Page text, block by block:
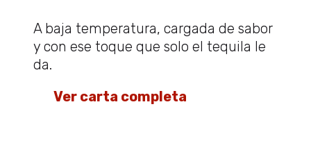
A baja temperatura, cargada de sabor
y con ese toque que solo el tequila le
da.
Ver carta completa